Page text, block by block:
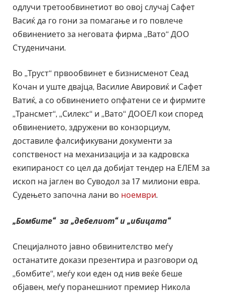
одлучи третообвинетиот во овој случај Сафет
Васиќ да го гони за помагање и го повлече
обвинението за неговата фирма „Вато“ ДОО
Студеничани.
Во „Труст“ првообвинет е бизнисменот Сеад
Кочан и уште двајца, Василие Авировиќ и Сафет
Ватиќ, а со обвинението опфатени се и фирмите
„Трансмет“, „Силекс“ и „Вато“ ДООЕЛ кои според
обвинението, здружени во конзорциум,
доставиле фалсификувани документи за
сопственост на механизација и за кадровска
екипираност со цел да добијат тендер на ЕЛЕМ за
ископ на јаглен во Суводол за 17 милиони евра.
Судењето започна лани во ноември.
„Бомбите“ за „дебелиот“ и „ибицата“
Специјалното јавно обвинителство меѓу
останатите докази презентира и разговори од
„бомбите“, меѓу кои еден од нив веќе беше
објавен, меѓу поранешниот премиер Никола